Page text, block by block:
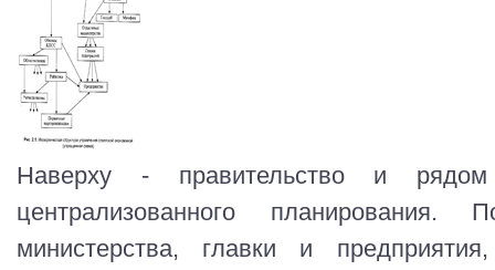
Наверху - правительство и
централизованного
министерства, главки и